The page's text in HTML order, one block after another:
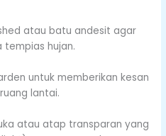
atau batu andesit agar
hujan.
untuk memberikan kesan
lantai.
atau atap transparan yang